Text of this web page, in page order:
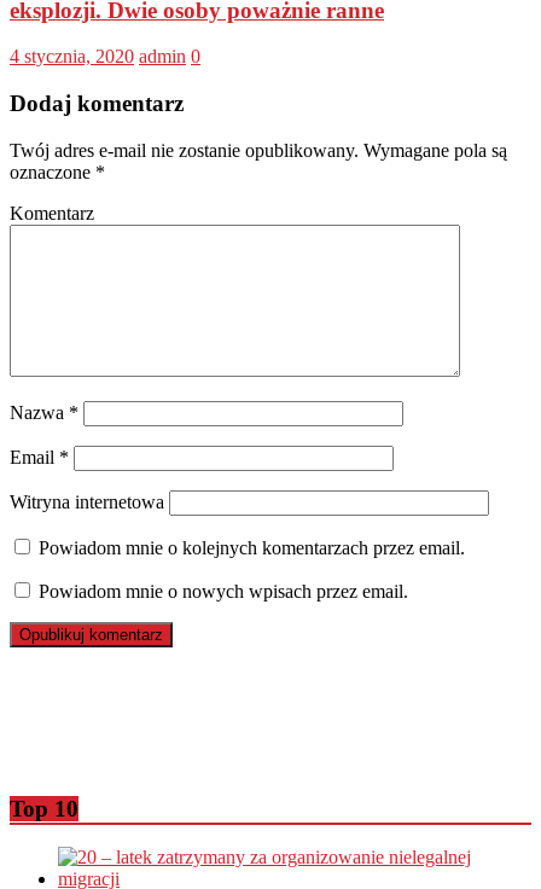
eksplozji. Dwie osoby poważnie ranne
4 stycznia, 2020 admin 0
Dodaj komentarz
Twój adres e-mail nie zostanie opublikowany. Wymagane pola są
oznaczone *
Komentarz
Nazwa *
Email *
Witryna internetowa
Powiadom mnie o kolejnych komentarzach przez email.
Powiadom mnie o nowych wpisach przez email.
Top 10